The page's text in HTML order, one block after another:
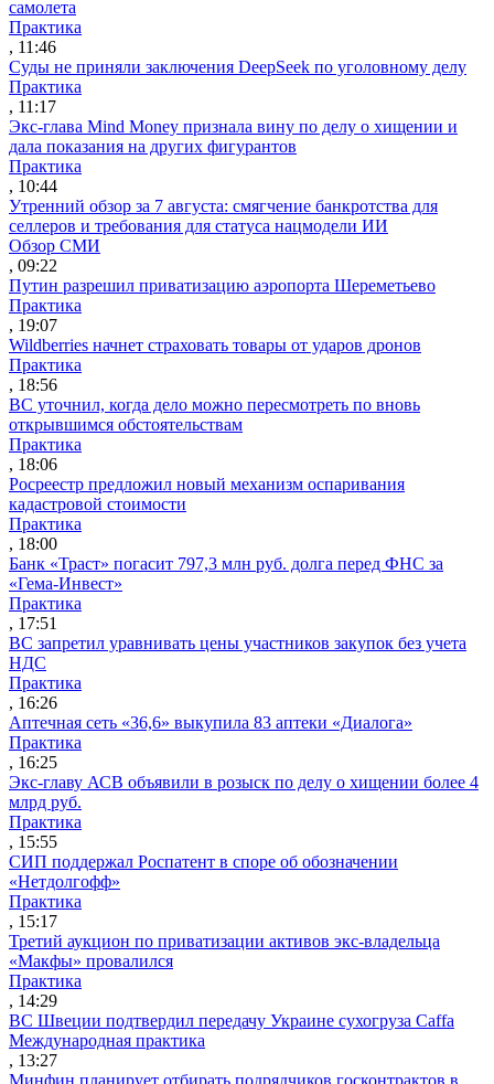
самолета
Практика
, 11:46
Суды не приняли заключения DeepSeek по уголовному делу
Практика
, 11:17
Экс-глава Mind Money признала вину по делу о хищении и
дала показания на других фигурантов
Практика
, 10:44
Утренний обзор за 7 августа: смягчение банкротства для
селлеров и требования для статуса нацмодели ИИ
Обзор СМИ
, 09:22
Путин разрешил приватизацию аэропорта Шереметьево
Практика
, 19:07
Wildberries начнет страховать товары от ударов дронов
Практика
, 18:56
ВС уточнил, когда дело можно пересмотреть по вновь
открывшимся обстоятельствам
Практика
, 18:06
Росреестр предложил новый механизм оспаривания
кадастровой стоимости
Практика
, 18:00
Банк «Траст» погасит 797,3 млн руб. долга перед ФНС за
«Гема-Инвест»
Практика
, 17:51
ВС запретил уравнивать цены участников закупок без учета
НДС
Практика
, 16:26
Аптечная сеть «36,6» выкупила 83 аптеки «Диалога»
Практика
, 16:25
Экс-главу АСВ объявили в розыск по делу о хищении более 4
млрд руб.
Практика
, 15:55
СИП поддержал Роспатент в споре об обозначении
«Нетдолгофф»
Практика
, 15:17
Третий аукцион по приватизации активов экс-владельца
«Макфы» провалился
Практика
, 14:29
ВС Швеции подтвердил передачу Украине сухогруза Caffa
Международная практика
, 13:27
Минфин планирует отбирать подрядчиков госконтрактов в